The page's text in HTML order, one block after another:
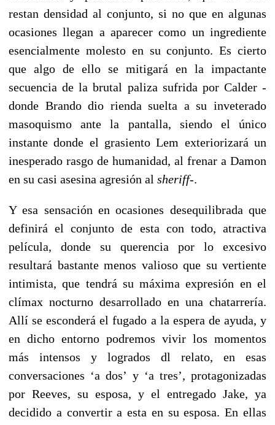
restan densidad al conjunto, si no que en algunas
ocasiones llegan a aparecer como un ingrediente
esencialmente molesto en su conjunto. Es cierto
que algo de ello se mitigará en la impactante
secuencia de la brutal paliza sufrida por Calder -
donde Brando dio rienda suelta a su inveterado
masoquismo ante la pantalla, siendo el único
instante donde el grasiento Lem exteriorizará un
inesperado rasgo de humanidad, al frenar a Damon
en su casi asesina agresión al sheriff-.
Y esa sensación en ocasiones desequilibrada que
definirá el conjunto de esta con todo, atractiva
película, donde su querencia por lo excesivo
resultará bastante menos valioso que su vertiente
intimista, que tendrá su máxima expresión en el
clímax nocturno desarrollado en una chatarrería.
Allí se esconderá el fugado a la espera de ayuda, y
en dicho entorno podremos vivir los momentos
más intensos y logrados dl relato, en esas
conversaciones ‘a dos’ y ‘a tres’, protagonizadas
por Reeves, su esposa, y el entregado Jake, ya
decidido a convertir a esta en su esposa. En ellas